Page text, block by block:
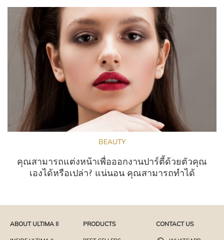
BEAUTY
คุณสามารถแต่งหน้าเพื่อออกงานปาร์ตี้ด้วยตัวคุณ
เองได้หรือเปล่า? แน่นอน คุณสามารถทำได้
ABOUT ULTIMA II PRODUCTS CONTACT US